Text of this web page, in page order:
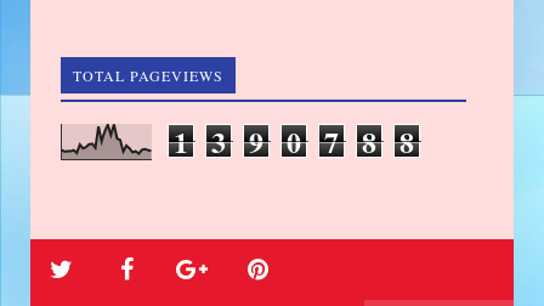
TOTAL PAGEVIEWS
1 3 9 0 7 8 8